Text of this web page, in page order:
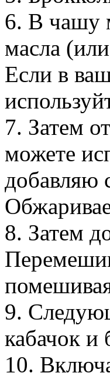
6. В чашу
масла
Если в
7. Затем
можете
добавляю
8. Затем
9.
кабачок и
10.